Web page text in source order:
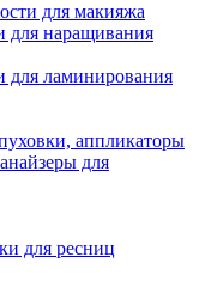
для макияжа
для наращивания
для ламинирования
аппликаторы
для
для ресниц